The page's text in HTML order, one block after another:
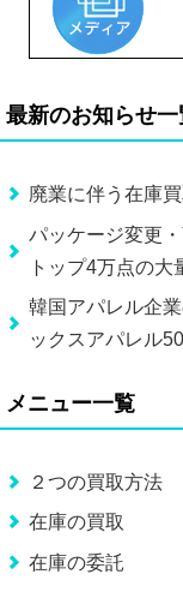
最新のお知らせ一
廃業に伴う在庫
パッケージ変更
トップ4万点の大
韓国アパレル企
ックスアパレル
メニュー一覧
２つの買取方法
在庫の買取
在庫の委託